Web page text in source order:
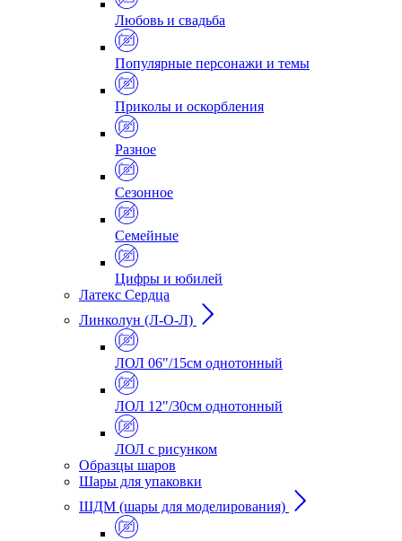
Любовь и свадьба
Популярные персонажи и темы
Приколы и оскорбления
Разное
Сезонное
Семейные
Цифры и юбилей
Латекс Сердца
Линколун (Л-О-Л)
ЛОЛ 06"/15см однотонный
ЛОЛ 12"/30см однотонный
ЛОЛ с рисунком
Образцы шаров
Шары для упаковки
ШДМ (шары для моделирования)